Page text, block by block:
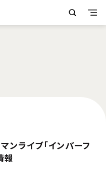
ライブ「インパーフ
報